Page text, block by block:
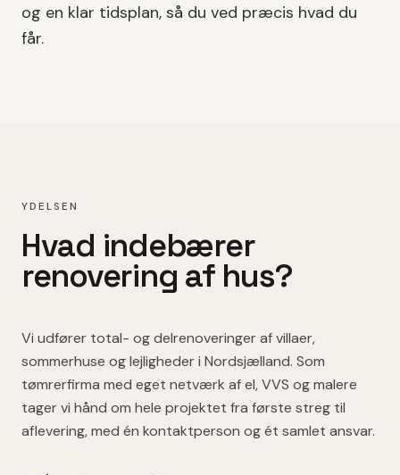
og en klar tidsplan, så du ved præcis hvad du
får.
YDELSEN
Hvad indebærer
renovering af hus?
Vi udfører total- og delrenoveringer af villaer,
sommerhuse og lejligheder i Nordsjælland. Som
tømrerfirma med eget netværk af el, VVS og malere
tager vi hånd om hele projektet fra første streg til
aflevering, med én kontaktperson og ét samlet ansvar.